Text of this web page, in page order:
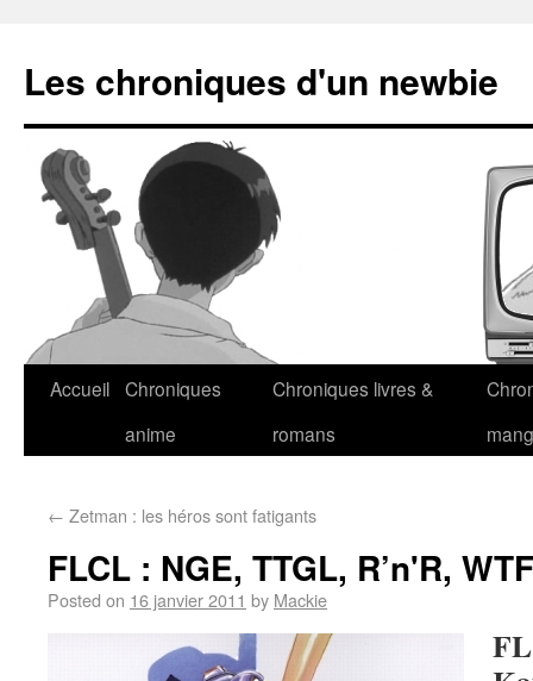
Les chroniques d'un newbie
Accueil Chroniques
anime
Chroniques livres &
romans
← Zetman : les héros sont fatigants
FLCL : NGE, TTGL, R’n'R, WTF
Posted on 16 janvier 2011 by Mackie